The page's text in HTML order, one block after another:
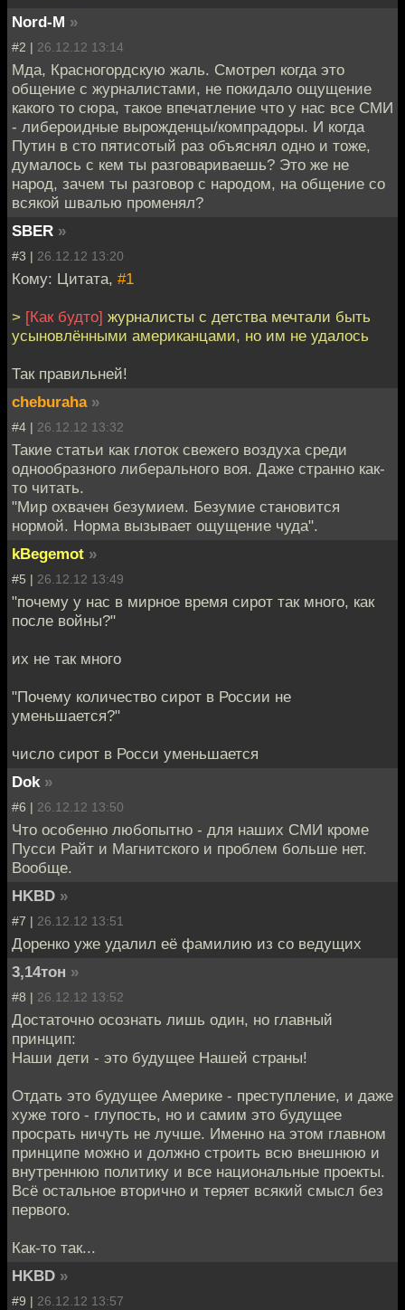
Nord-M »
#2 | 26.12.12 13:14
Мда, Красногордскую жаль. Смотрел когда это
общение с журналистами, не покидало ощущение
какого то сюра, такое впечатление что у нас все СМИ
- либероидные вырожденцы/компрадоры. И когда
Путин в сто пятисотый раз объяснял одно и тоже,
думалось с кем ты разговариваешь? Это же не
народ, зачем ты разговор с народом, на общение со
всякой швалью променял?
SBER »
#3 | 26.12.12 13:20
Кому: Цитата, #1
> [Как будто] журналисты с детства мечтали быть
усынoвлёнными американцами, но им не удалось
Так правильней!
cheburaha »
#4 | 26.12.12 13:32
Такие статьи как глоток свежего воздуха среди
однообразного либерального воя. Даже странно как-
то читать.
"Мир охвачен безумием. Безумие становится
нормой. Норма вызывает ощущение чуда".
kBegemot »
#5 | 26.12.12 13:49
"почему у нас в мирное врeмя сирот так много, как
после войны?"
их не так много
"Почему количeство сирот в России не
уменьшается?"
число сирот в Росси уменьшается
Dok »
#6 | 26.12.12 13:50
Что особенно любопытно - для наших СМИ кроме
Пусси Райт и Магнитского и проблем больше нет.
Вообще.
HKBD »
#7 | 26.12.12 13:51
Доренко уже удалил её фамилию из со ведущих
3,14тон »
#8 | 26.12.12 13:52
Достаточно осознать лишь один, но главный
принцип:
Наши дети - это будущее Нашей страны!
Отдать это будущее Америке - преступление, и даже
хуже того - глупость, но и самим это будущее
просрать ничуть не лучше. Именно на этом главном
принципе можно и должно строить всю внешнюю и
внутреннюю политику и все национальные проекты.
Всё остальное вторично и теряет всякий смысл без
первого.
Как-то так...
HKBD »
#9 | 26.12.12 13:57